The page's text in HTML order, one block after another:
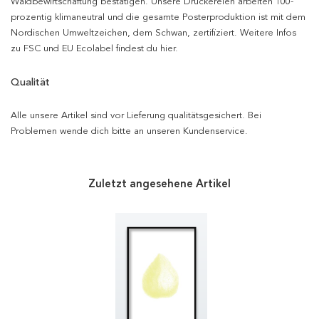
prozentig klimaneutral und die gesamte Posterproduktion ist mit dem
Nordischen Umweltzeichen, dem Schwan, zertifiziert. Weitere Infos
zu FSC und EU Ecolabel findest du hier.
Qualität
Alle unsere Artikel sind vor Lieferung qualitätsgesichert. Bei
Problemen wende dich bitte an unseren Kundenservice.
Zuletzt angesehene Artikel